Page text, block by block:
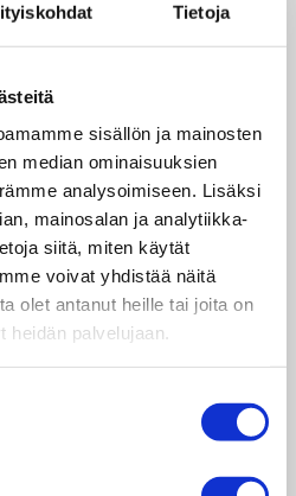
Tietoja
sisällön ja mainosten
median ominaisuuksien
analysoimiseen. Lisäksi
mainosalan ja analytiikka-
siitä, miten käytät
voivat yhdistää näitä
olet antanut heille tai joita on
heidän palvelujaan.
Me ollaan
joka yrittää tehdä
ei oo mitään
tekee ilmaston
, 15, tunteikkaassa
niitä isoja tekoja.
Meillä ei oo
me tuhotaan tää”,
myös toiveikkuus ja
aktiivisiin
mikkiin sanomansa.